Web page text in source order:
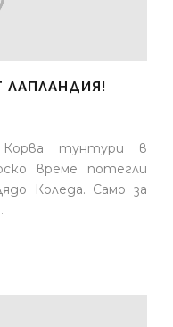
ЛАПЛАНДИЯ!
Корва тунтури в
време потегли
Коледа. Само за